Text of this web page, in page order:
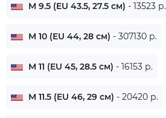
M 9.5 (EU 43.5, 27.5 см) - 13523 р.
M 10 (EU 44, 28 см) - 307130 р.
M 11 (EU 45, 28.5 см) - 16153 р.
M 11.5 (EU 46, 29 см) - 20420 р.